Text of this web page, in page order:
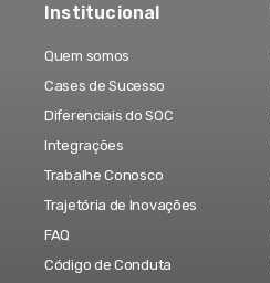
Institucional
Quem somos
Cases de Sucesso
Diferenciais do SOC
Integrações
Trabalhe Conosco
Trajetória de Inovações
FAQ
Código de Conduta